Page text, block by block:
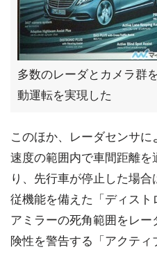
多数のレーダとカメラ群
動運転を実現した
このほか、レーダセンサ
速度の範囲内で車間距離を
り、先行車が停止した場
従機能を備えた「ディス
アミラーの死角範囲をレ
険性を警告する「アクテ